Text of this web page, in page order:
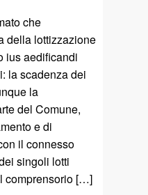
che
della lottizzazione
ius aedificandi
la scadenza dei
la
del Comune,
e di
il connesso
singoli lotti
comprensorio […]